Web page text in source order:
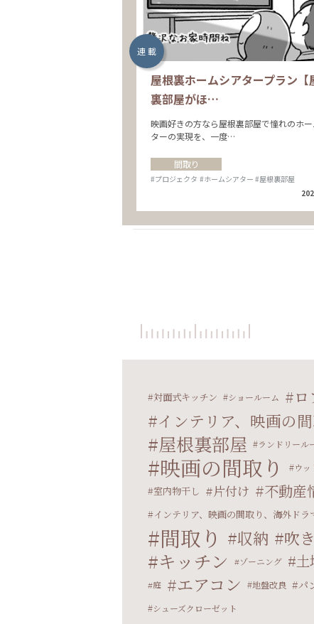
連 載
屋根裏ホームシアタープラン【
裏部屋がほ…
映画好きの方なら屋根裏部屋で憧れのホ
ターの実現を、一度…
間取り
#プロジェクタ #ホームシアター #屋根裏部屋
対面式キッチン ショールーム ロ
インテリア、映画の
屋根裏部屋 ランドリール
映画の間取り
ウッ
室内物干し 片付け 不動産
インテリア、映画の間取り、海外ドラ
間取り 収納 吹
キッチン ゾーニング
庭 エアコン 地盤改良 パ
シューズクローゼット